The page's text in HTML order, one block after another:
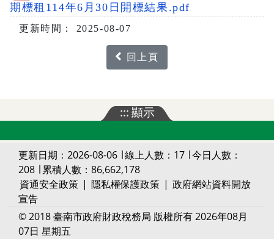
期標租114年6月30日開標結果.pdf
更新時間： 2025-08-07
回上頁
:::顯示
更新日期：2026-08-06 ∣ 線上人數：17 ∣ 今日人數：
208 ∣ 累積人數：86,662,178
資通安全政策 | 隱私權保護政策 | 政府網站資料開放
宣告
© 2018 臺南市政府財政稅務局 版權所有 2026年08月
07日 星期五